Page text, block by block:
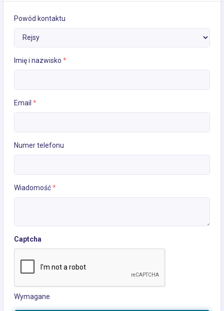
Powód kontaktu
Imię i nazwisko *
Email *
Numer telefonu
Wiadomość*
Captcha
Wymagane